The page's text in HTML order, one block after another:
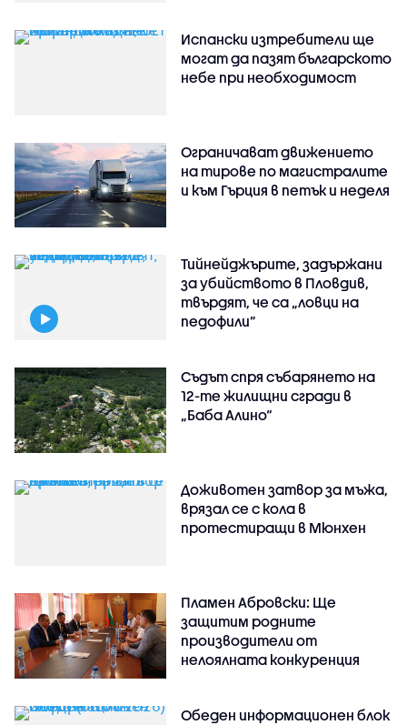
Испански изтребители ще
могат да пазят българското
небе при необходимост
Ограничават движението
на тирове по магистралите
и към Гърция в петък и неделя
Тийнейджърите, задържани
за убийството в Пловдив,
твърдят, че са „ловци на
педофили”
Съдът спря събарянето на
12-те жилищни сгради в
„Баба Алино“
Доживотен затвор за мъжа,
врязал се с кола в
протестиращи в Мюнхен
Пламен Абровски: Ще
защитим родните
производители от
нелоялната конкуренция
Обеден информационен блок